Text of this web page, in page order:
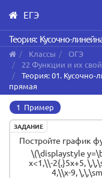
Skip
to
main
content
ЕГЭ
Теория: Кусочно-
Классы
ОГЭ
22 Функции и их
Теория: 01. Кусочно-
прямая
1 Пример
ЗАДАНИЕ
Постройте график
\(\displaystyle
x<1,\\-2{,}5x+5,
4,\\x-9,